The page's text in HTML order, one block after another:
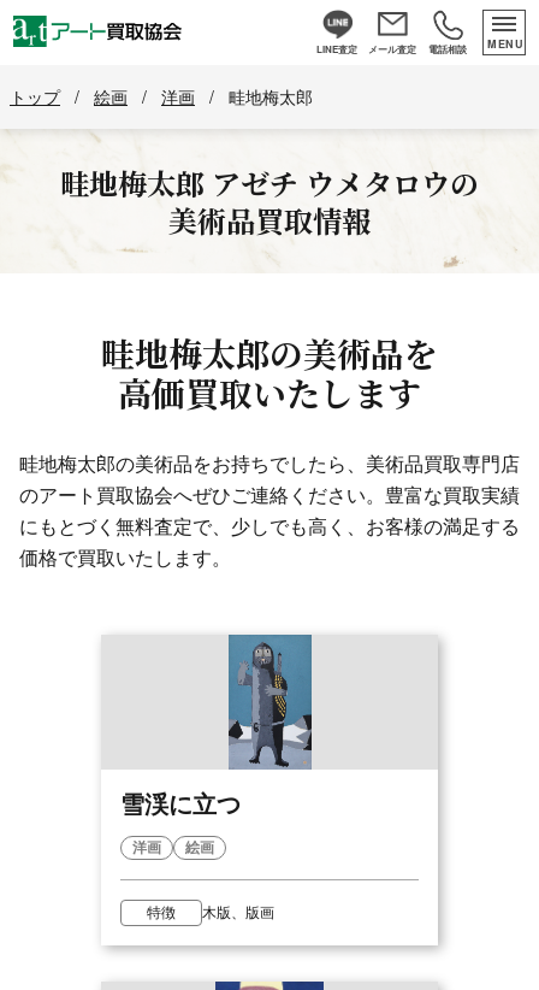
LINE査定 メール査定 電話相談 MENU
トップ / 絵画 / 洋画 / 畦地梅太郎
畦地梅太郎 アゼチ ウメタロウの
美術品買取情報
畦地梅太郎の美術品を
高価買取いたします
畦地梅太郎の美術品をお持ちでしたら、美術品買取専門店
のアート買取協会へぜひご連絡ください。 豊富な買取実績
にもとづく無料査定で、少しでも高く、お客様の満足する
価格で買取いたします。
雪渓に立つ
洋画 絵画
特徴 木版、版画